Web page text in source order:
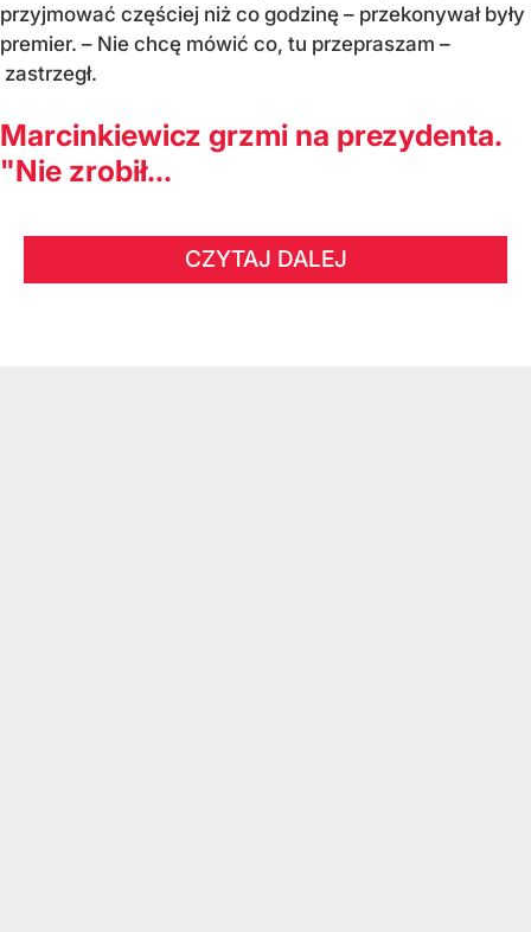
przyjmować częściej niż co godzinę – przekonywał były
premier. – Nie chcę mówić co, tu przepraszam –
zastrzegł.
Marcinkiewicz grzmi na prezydenta.
"Nie zrobił...
CZYTAJ DALEJ